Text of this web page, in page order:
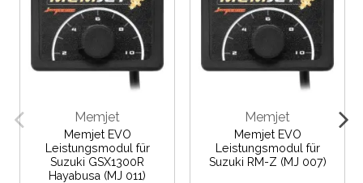
Memjet
Memjet EVO
Leistungsmodul für
Suzuki GSX1300R
Hayabusa (MJ 011)
Memjet
Memjet EVO
Leistungsmodul für
Suzuki RM-Z (MJ 007)